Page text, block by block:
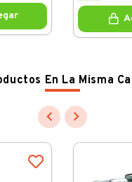
En La Misma
 